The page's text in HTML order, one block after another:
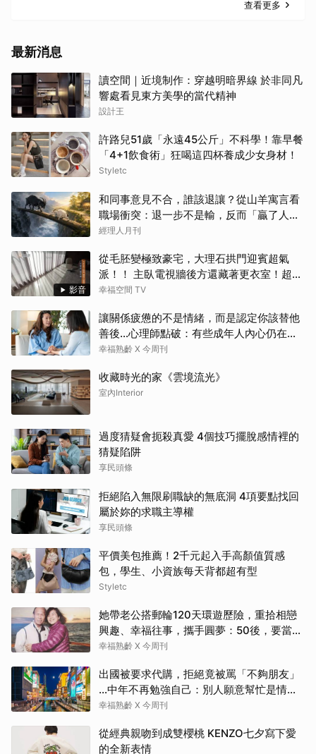
查看更多
最新消息
讀空間｜近境制作：穿越明暗界線 於非同凡
響處看見東方美學的當代精神
設計王
許路兒51歲「永遠45公斤」不科學！靠早餐
「4+1飲食術」狂喝這四杯養成少女身材！
Styletc
和同事意見不合，誰該退讓？從山羊寓言看
職場衝突：退一步不是輸，反而「贏了人
生」
經理人月刊
影音
從毛胚變極致豪宅，大理石拱門迎賓超氣
派！！ 主臥電視牆後方還藏著更衣室！超流
暢「女生夢想空間」大公開！
幸福空間 TV
讓關係疲憊的不是情緒，而是認定你該替他
善後…心理師點破：有些成年人內心仍在等
待「媽媽」安撫
幸福熟齡 X 今周刊
收藏時光的家《雲境流光》
室內Interior
過度猜疑會扼殺真愛 4個技巧擺脫感情裡的
猜疑陷阱
享民頭條
拒絕陷入無限刷職缺的無底洞 4項要點找回
屬於妳的求職主導權
享民頭條
平價美包推薦！2千元起入手高顏值質感
包，學生、小資族每天背都超有型
Styletc
她帶老公搭郵輪120天環遊歷險，重拾相戀
興趣、幸福往事，攜手圓夢：50後，要當懂
生活演員！
幸福熟齡 X 今周刊
出國被要求代購，拒絕竟被罵「不夠朋友」
…中年不再勉強自己：別人願意幫忙是情
分，不是本分
幸福熟齡 X 今周刊
從經典親吻到成雙櫻桃 KENZO七夕寫下愛
的全新表情